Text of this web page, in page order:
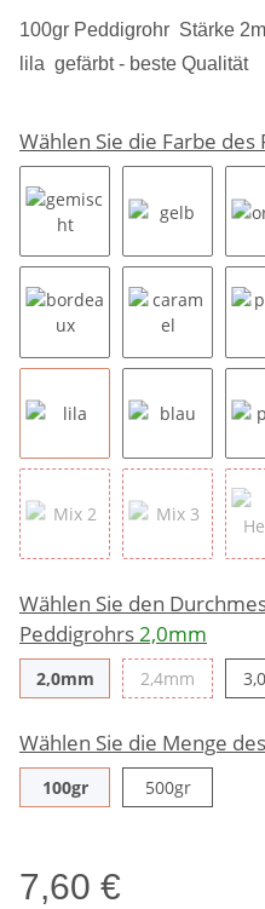
100gr Peddigrohr Stärke
lila gefärbt - beste Qualität
Wählen Sie die Farbe des
gemischt gelb
bordeaux caramel
lila blau
Wählen Sie den
Peddigrohrs2,0mm
2,0mm2,0mm2,4mm 2,4mm
Wählen Sie die Menge
100gr100gr 500gr500gr
7,60 €